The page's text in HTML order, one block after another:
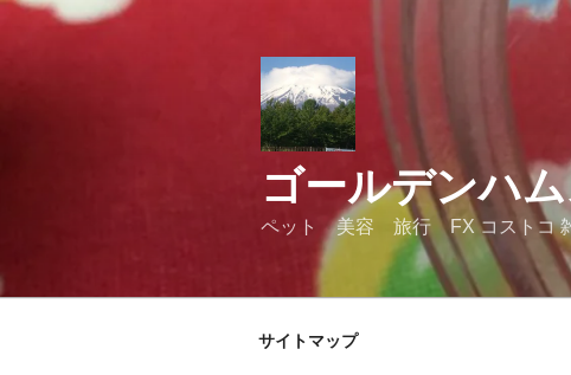
コ
ゴールデンハ
ペット 美容 旅行 FX コストコ
サイトマップ